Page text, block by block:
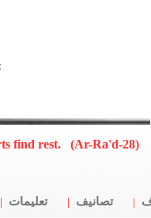
find rest. (Ar-Ra'd-28)
تصانیف تعلیمات